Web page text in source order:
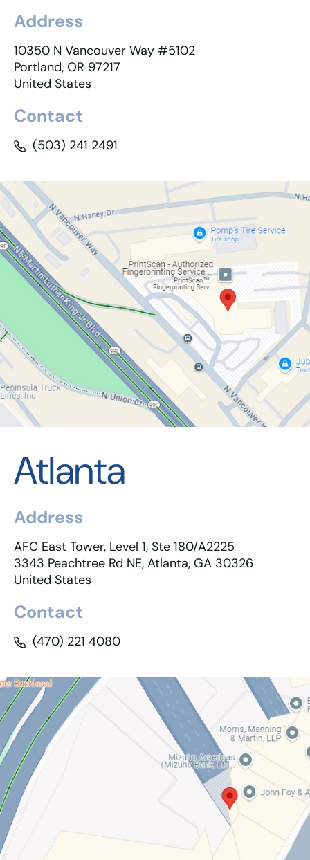
Address
10350 N Vancouver Way #5102
Portland, OR 97217
United States
Contact
(503) 241 2491
Atlanta
Address
AFC East Tower, Level 1, Ste 180/A2225
3343 Peachtree Rd NE, Atlanta, GA 30326
United States
Contact
(470) 221 4080